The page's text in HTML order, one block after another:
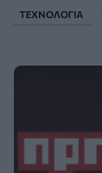
ΤΕΧΝΟΛΟΓΊΑ